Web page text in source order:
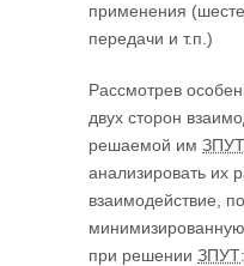
применения
передачи и т.п.)
Рассмотрев
двух сторон
решаемой им ЗПУТ
анализировать их
взаимодействие,
при решении ЗПУТ: